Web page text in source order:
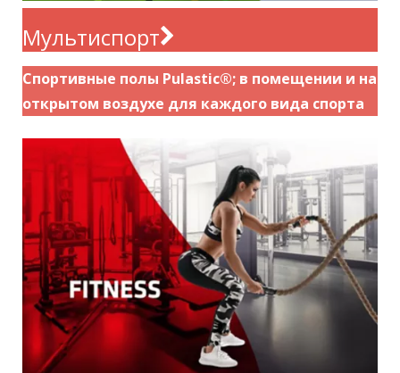
Мультиспорт
Спортивные полы Pulastic®; в помещении и на
открытом воздухе для каждого вида спорта